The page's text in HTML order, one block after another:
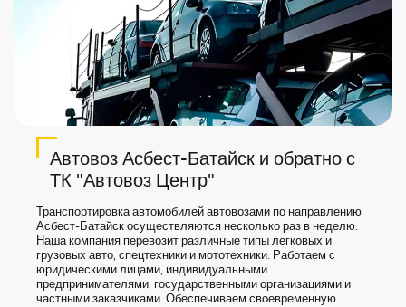
Автовоз Асбест-Батайск и обратно с
ТК "Автовоз Центр"
Транспортировка автомобилей автовозами по направлению
Асбест-Батайск осуществляются несколько раз в неделю.
Наша компания перевозит различные типы легковых и
грузовых авто, спецтехники и мототехники. Работаем с
юридическими лицами, индивидуальными
предпринимателями, государственными организациями и
частными заказчиками. Обеспечиваем своевременную